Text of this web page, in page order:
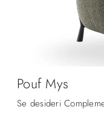
Pouf Mys